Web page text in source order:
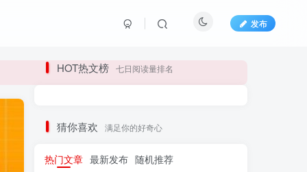
发布
新各大精品创业项目！
HOT热文榜 七日阅读量排名
猜你喜欢 满足你的好奇心
热门文章 最新发布 随机推荐